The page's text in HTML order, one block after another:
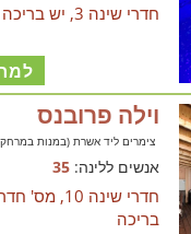
חדרי שינה 3, יש בריכה
וילה פרובנס
צימרים ליד אשרת (במנות במרחק של
אנשים ללינה:35
בריכה